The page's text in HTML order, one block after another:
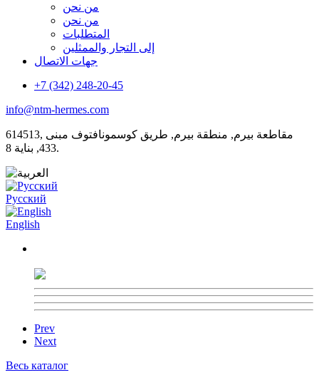
من نحن
من نحن
المتطلبات
إلى التجار والممثلين
جهات الاتصال
+7 (342) 248-20-45
info@ntm-hermes.com
614513, مقاطعة بيرم, منطقة بيرم, طريق كوسمونافتوف مبنى
433, بناية 8.
Русский
English
Prev
Next
Весь каталог